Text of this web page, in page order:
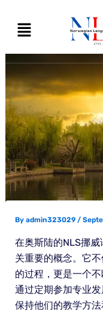
content
Menu
By admin323029 /
在奥斯陆的NLS挪
关重要的概念。它
的过程，更是一个
通过定期参加专业
保持他们的教学方